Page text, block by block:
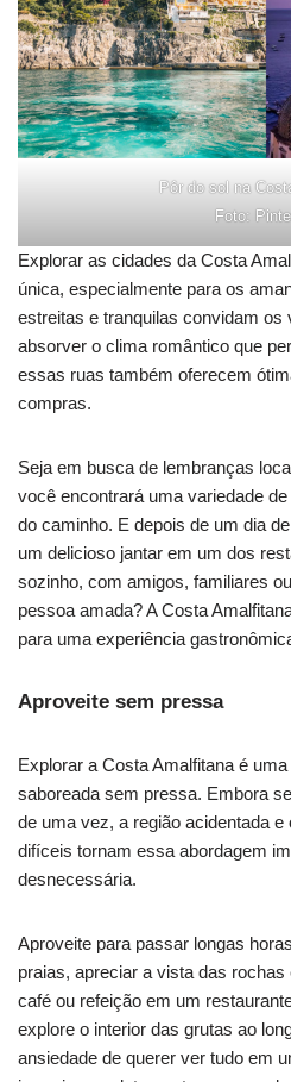
Pôr do sol na
Foto:
Explorar as cidades da Costa
única, especialmente para os
estreitas e tranquilas convidam os
absorver o clima romântico que
essas ruas também oferecem
compras.
Seja em busca de lembranças
você encontrará uma variedade
do caminho. E depois de um dia
um delicioso jantar em um dos
sozinho, com amigos, familiares
pessoa amada? A Costa
para uma experiência
Aproveite sem pressa
Explorar a Costa Amalfitana é
saboreada sem pressa. Embora
de uma vez, a região acidentada
difíceis tornam essa abordagem
desnecessária.
Aproveite para passar longas
praias, apreciar a vista das
café ou refeição em um
explore o interior das grutas ao
ansiedade de querer ver tudo em